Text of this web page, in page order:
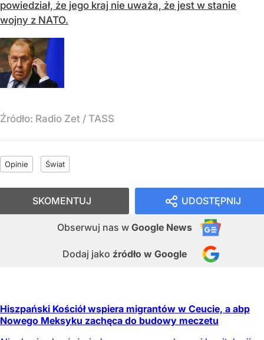
powiedział, że jego kraj nie uważa, że ​​jest w stanie
wojny z NATO.
Źródło: Radio Zet / TASS
Opinie Świat
UDOSTĘPNIJ
Obserwuj nas w Google News
Dodaj jako źródło w Google
SKOMENTUJ
Hiszpański Kościół wspiera migrantów w Ceucie, a abp
Nowego Meksyku zachęca do budowy meczetu